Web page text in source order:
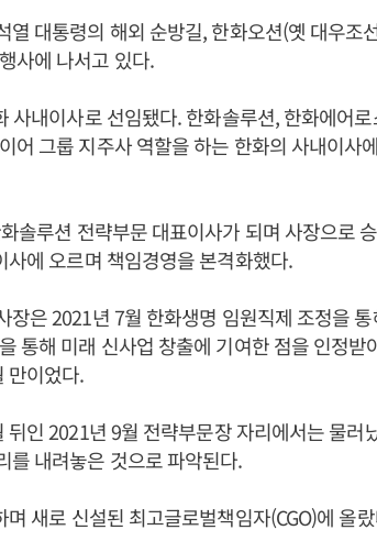
열 대통령의 해외 순방길, 한화오션(옛 대우조
사에 나서고 있다.
사내이사로 선임됐다. 한화솔루션, 한화에어
어 그룹 지주사 역할을 하는 한화의 사내이사
솔루션 전략부문 대표이사가 되며 사장으로
에 오르며 책임경영을 본격화했다.
장은 2021년 7월 한화생명 임원직제 조정을
통해 미래 신사업 창출에 기여한 점을 인정받
만이었다.
인 2021년 9월 전략부문장 자리에서는 물러
를 내려놓은 것으로 파악된다.
새로 신설된 최고글로벌책임자(CGO)에 올